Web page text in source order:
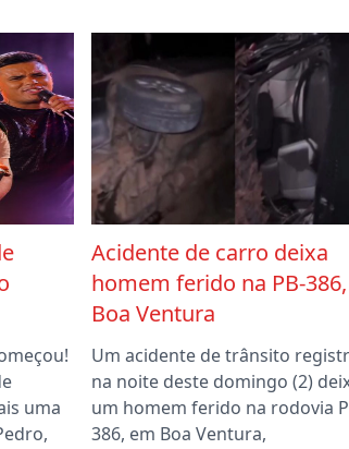
uma
Acidente de carro deixa
homem ferido na PB-
Boa Ventura
Um acidente de trânsito
na noite deste domingo (2)
um homem ferido na rodovia
386, em Boa Ventura,